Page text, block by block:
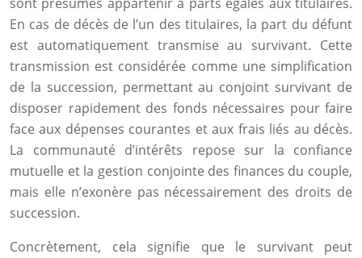
En cas de décès de l’un des titulaires, la part du défunt
est automatiquement transmise au survivant. Cette
transmission est considérée comme une simplification
de la succession, permettant au conjoint survivant de
disposer rapidement des fonds nécessaires pour faire
face aux dépenses courantes et aux frais liés au décès.
La communauté d’intérêts repose sur la confiance
mutuelle et la gestion conjointe des finances du couple,
mais elle n’exonère pas nécessairement des droits de
succession.
Concrètement, cela signifie que le survivant peut